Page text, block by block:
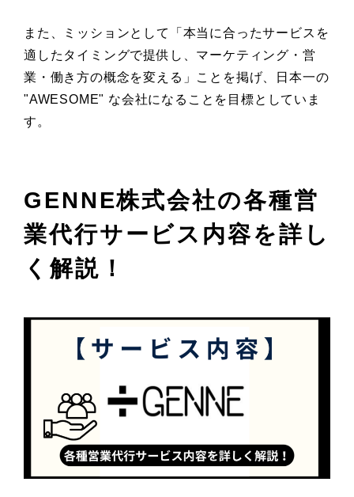
また、ミッションとして「本当に合ったサービスを
適したタイミングで提供し、マーケティング・営
業・働き方の概念を変える」ことを掲げ、日本一の
"AWESOME" な会社になることを目標としていま
す。
GENNE株式会社の各種営
業代行サービス内容を詳し
く解説！